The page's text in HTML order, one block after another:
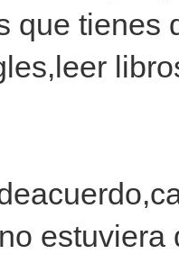
que tienes